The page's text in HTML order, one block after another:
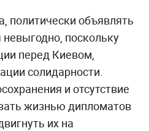
политически объявлять
поскольку
перед Киевом,
солидарности.
и отсутствие
жизнью дипломатов
их на